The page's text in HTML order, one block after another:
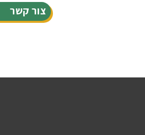
צור קשר